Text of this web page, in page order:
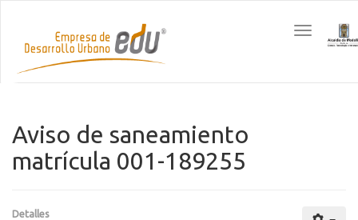
Toggle
navigation
Aviso de saneamiento
matrícula 001-189255
Detalles